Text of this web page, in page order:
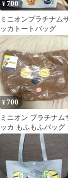
¥700
ミニオンプラチナム
ッカトートバッグ
¥700
ミニオン プラチナム
ッカ もふもふバッグ
ィム